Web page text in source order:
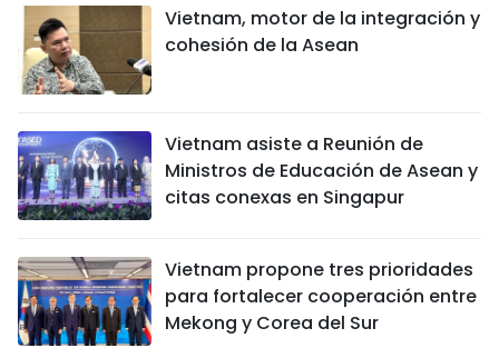
Vietnam, motor de la integración y
cohesión de la Asean
Vietnam asiste a Reunión de
Ministros de Educación de Asean y
citas conexas en Singapur
Vietnam propone tres prioridades
para fortalecer cooperación entre
Mekong y Corea del Sur